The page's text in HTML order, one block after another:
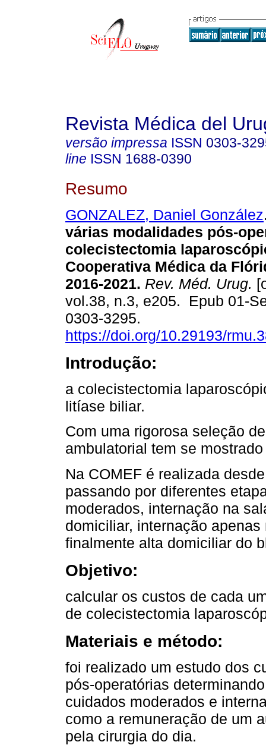
Revista Médica del
versão impressa ISSN 0303-
line ISSN 1688-0390
Resumo
GONZALEZ, Daniel González
várias modalidades pós-
colecistectomia
Cooperativa Médica da
2016-2021. Rev. Méd. Urug.
vol.38, n.3, e205. Epub 01-
0303-3295.
https://doi.org/10.29193/
Introdução:
a colecistectomia
litíase biliar.
Com uma rigorosa seleção
ambulatorial tem se
Na COMEF é realizada
passando por diferentes
moderados, internação na
domiciliar, internação
finalmente alta domiciliar do
Objetivo:
calcular os custos de cada
de colecistectomia
Materiais e método:
foi realizado um estudo dos
pós-operatórias
cuidados moderados e
como a remuneração de um
pela cirurgia do dia.